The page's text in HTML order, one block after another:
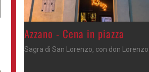
Gli appuntamenti fino a sabato
Cosa fare questi giorni nel Cremasco